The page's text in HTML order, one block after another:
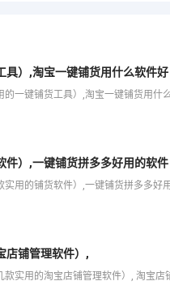
具）,淘宝一键铺货用什么软件好
件）,一键铺货拼多多好用的软件
店铺管理软件）,